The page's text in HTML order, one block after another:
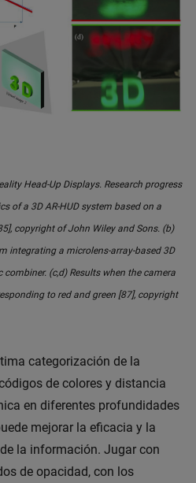
Head-Up Displays. Research progress
of a 3D AR-HUD system based on a
copyright of John Wiley and Sons. (b)
integrating a microlens-array-based 3D
(c,d) Results when the camera
to red and green [87], copyright
categorización de la
de colores y distancia
en diferentes profundidades
mejorar la eficacia y la
la información. Jugar con
de opacidad, con los